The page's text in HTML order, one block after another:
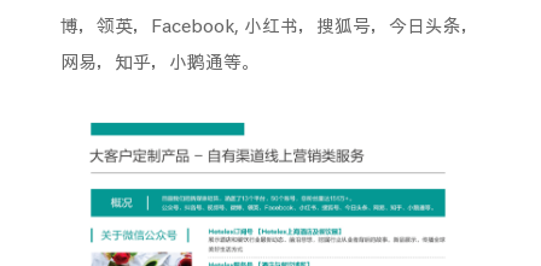
博，领英，Facebook, 小红书，搜狐号，今日头条，
网易，知乎，小鹅通等。